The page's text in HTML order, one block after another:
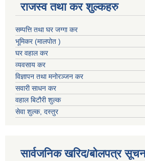
राजस्व तथा कर शुल्कहरु
सम्पत्ति तथा घर जग्गा कर
भूमिकर (मालपोत )
घर वहाल कर
व्यवसाय कर
विज्ञापन तथा मनोरञ्जन कर
सवारी साधन कर
वहाल बिटौरी शुल्क
सेवा शुल्क, दस्तुर
सार्वजनिक खरिद/बोलपत्र